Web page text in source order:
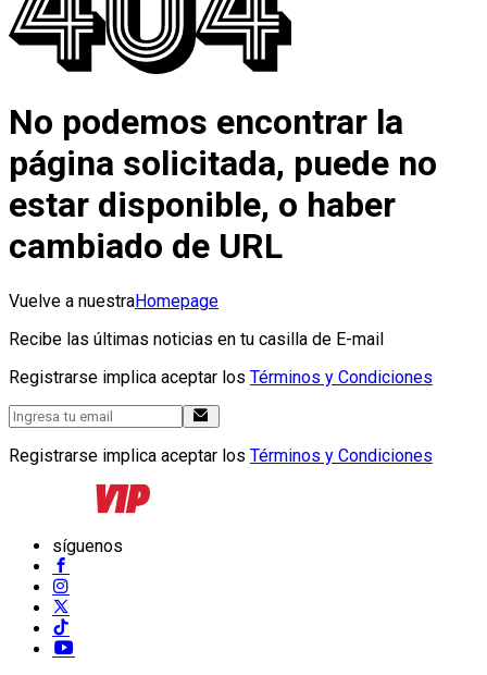
No podemos encontrar la
página solicitada, puede no
estar disponible, o haber
cambiado de URL
Vuelve a nuestraHomepage
Recibe las últimas noticias en tu casilla de E-mail
Registrarse implica aceptar los Términos y Condiciones
Registrarse implica aceptar los Términos y Condiciones
síguenos